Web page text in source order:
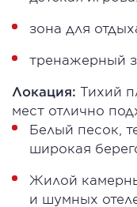
зона для
тренажерный
Локация: Тихий
мест отлично
Белый песок,
широкая
Жилой
и шумных